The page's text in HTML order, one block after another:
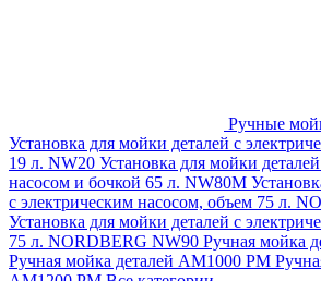
Ручные
Установка для мойки деталей с
19 л. NW20 Установка для мойки
насосом и бочкой 65 л. NW80M
с электрическим насосом, объем 75 л.
Установка для мойки деталей с
75 л. NORDBERG NW90 Ручная мойка
Ручная мойка деталей АМ1000 РМ